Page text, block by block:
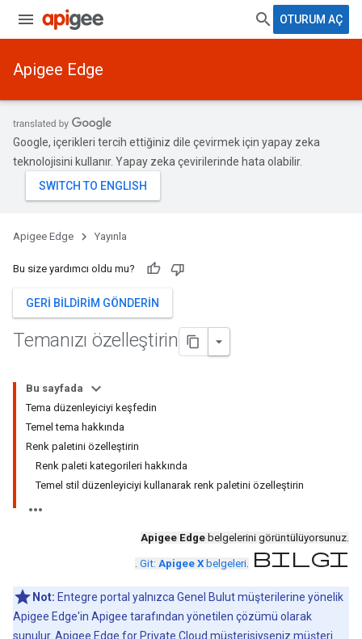
OTURUM AÇ
Apigee Edge
Google, içerikleri tercih ettiğiniz dile çevirmek için yapay zeka
teknolojisini kullanır. Yapay zeka çevirilerinde hata olabilir.
Apigee Edge Yayınla
Bu size yardımcı oldu mu?
GERI BILDIRIM GÖNDERIN
Temanızı özelleştirin
Bu sayfada
Tema düzenleyiciyi keşfedin
Temel tema hakkında
Renk paletini özelleştirin
Renk paleti kategorileri hakkında
Temel stil düzenleyiciyi kullanarak renk paletini özelleştirin
Apigee Edge belgelerini görüntülüyorsunuz.
. Git: Apigee X belgeleri. bilgi
Not: Entegre portal yalnızca Genel Bulut müşterilerine yönelik
Apigee Edge'in Apigee tarafından yönetilen çözümü olarak
sunulur. Apigee Edge for Private Cloud müşterisiyseniz müşteri